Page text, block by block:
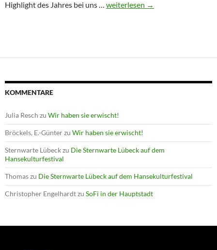
Highlight des Jahres bei uns … Winterprogramm endet mit
weiterlesen →
KOMMENTARE
Julia Resch zu Wir haben sie erwischt!
Bröckels, E.-Günterzu Wir haben sie erwischt!
Sternwarte Lübeckzu Die Sternwarte Lübeck auf dem
Hansekulturfestival
Thomaszu Die Sternwarte Lübeck auf dem Hansekulturfestival
Christopher Engelhardtzu SoFi in der Hauptstadt